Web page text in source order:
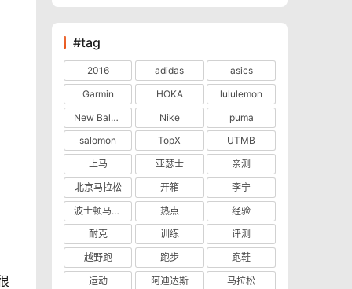
#tag
2016 adidas
asics
Garmin
HOKA
lululemon
New Balance
Nike
puma
salomon
TopX
UTMB
上马
亚瑟士
亲测
北京马拉松
开箱
李宁
波士顿马拉松
热点
经验
耐克
训练
评测
越野跑
跑步
跑鞋
运动
阿迪达斯 马拉松